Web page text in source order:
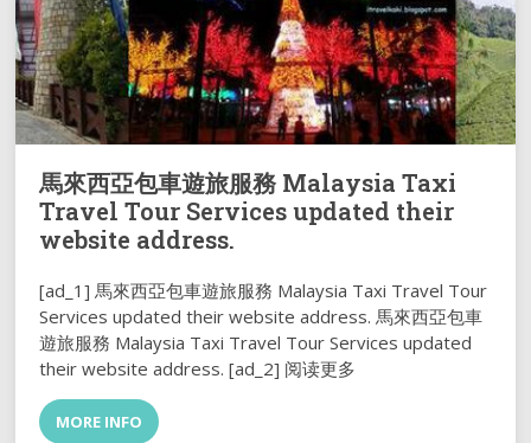
馬來西亞包車遊旅服務 Malaysia Taxi
Travel Tour Services updated their
website address.
[ad_1] 馬來西亞包車遊旅服務 Malaysia Taxi Travel Tour
Services updated their website address. 馬來西亞包車
遊旅服務 Malaysia Taxi Travel Tour Services updated
their website address. [ad_2] 阅读更多
MORE INFO